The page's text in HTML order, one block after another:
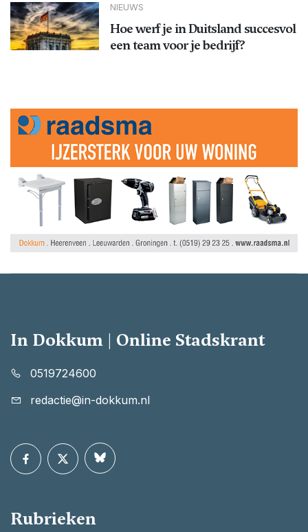
NIEUWS
Hoe werf je in Duitsland succesvol
een team voor je bedrijf?
In Dokkum | Online Stadskrant
0519724600
redactie@in-dokkum.nl
Rubrieken